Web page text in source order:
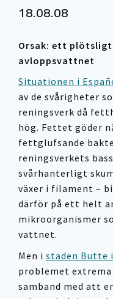
18.08.08
Orsak: ett
avloppsvattnet
Situationen i
av de svårigheter
reningsverk då
hög. Fettet göder
fettglufsande
reningsverkets
svårhanterligt
växer i filament –
därför på ett helt
mikroorganismer
vattnet.
Men i staden Butte
problemet
samband med att